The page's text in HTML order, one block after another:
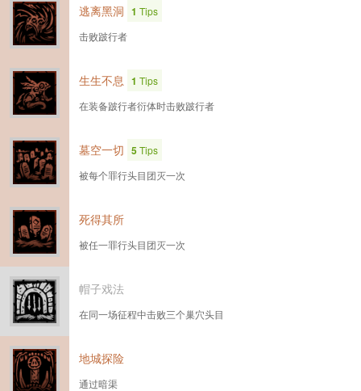
逃离黑洞 1 Tips
击败跛行者
生生不息 1 Tips
在装备跛行者衍体时击败跛行者
墓空一切 5Tips
被每个罪行头目团灭一次
死得其所
被任一罪行头目团灭一次
帽子戏法
在同一场征程中击败三个巢穴头目
地城探险
通过暗渠